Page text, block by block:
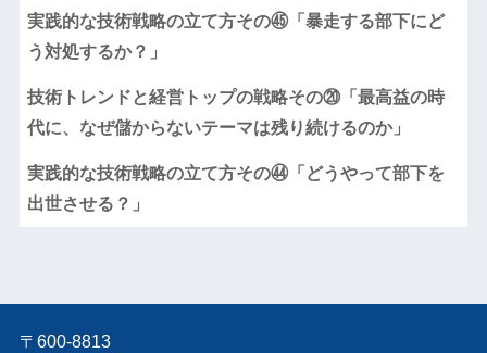
実践的な技術戦略の立て方その㊺「暴走する部下にど
う対処するか？」
技術トレンドと経営トップの戦略その⑳「最高益の時
代に、なぜ儲からないテーマは残り続けるのか」
実践的な技術戦略の立て方その㊹「どうやって部下を
出世させる？」
〒600-8813